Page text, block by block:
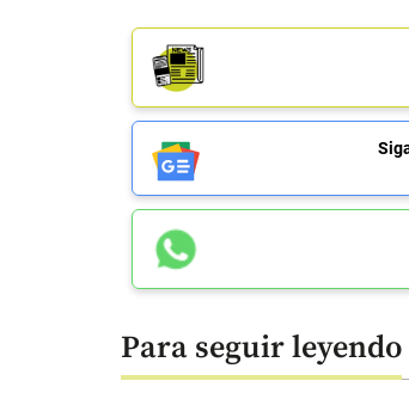
Para seguir leyendo